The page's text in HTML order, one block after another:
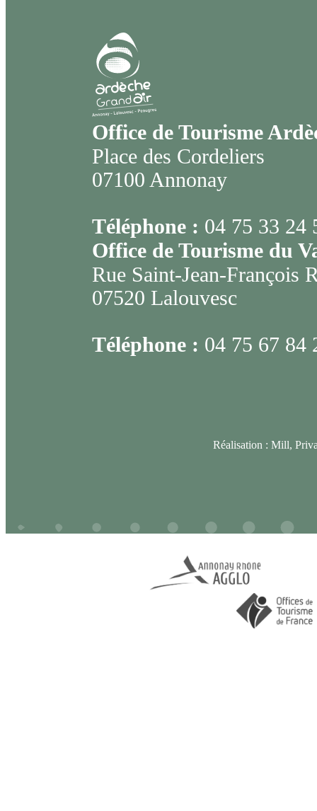
Office de Tourisme
Place des Cordeliers
07100 Annonay
Téléphone : 04 75 33 24
Office de Tourisme du
Rue Saint-Jean-François
07520 Lalouvesc
Téléphone : 04 75 67 84
Réalisation : Mill,